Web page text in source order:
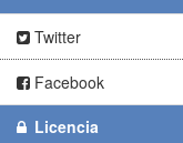
Twitter
Facebook
Licencia